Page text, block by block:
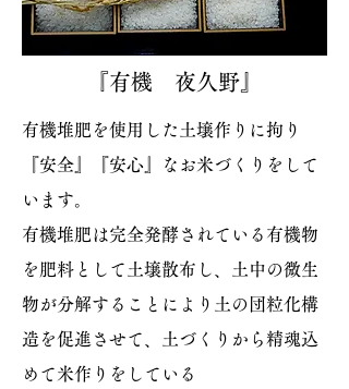
『有機 夜久野』
有機堆肥を使用した土壌作りに拘り
『安全』『安心』なお米づくりをして
います。
有機堆肥は完全発酵されている有機物
を肥料として土壌散布し、土中の微生
物が分解することにより土の団粒化構
造を促進させて、土づくりから精魂込
めて米作りをしている